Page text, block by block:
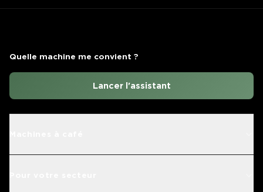
Quelle machine me convient ?
Lancer l'assistant